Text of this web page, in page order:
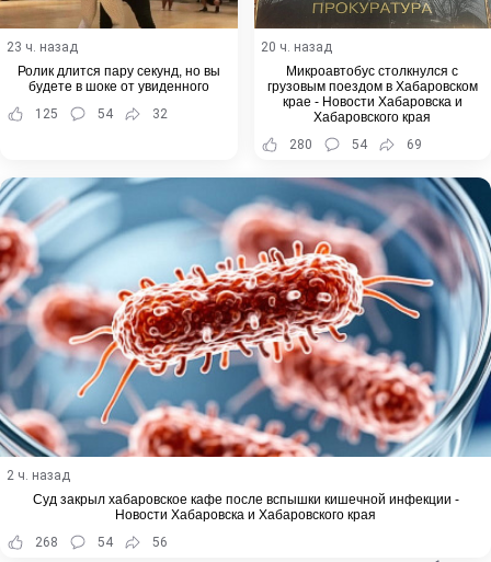
23 ч. назад
Ролик длится пару секунд, но вы
будете в шоке от увиденного
125
54 32
20 ч. назад
Микроавтобус столкнулся с
грузовым поездом в Хабаровском
крае - Новости Хабаровска и
Хабаровского края
280
54 69
2 ч. назад
Суд закрыл хабаровское кафе после вспышки кишечной инфекции -
Новости Хабаровска и Хабаровского края
268
54 56